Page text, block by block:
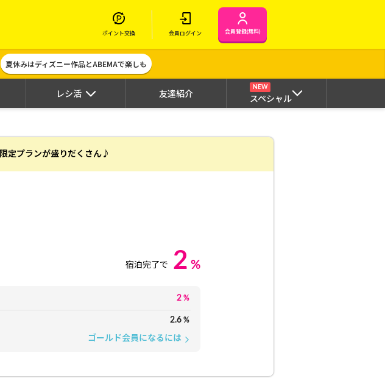
タス
ポイント交換 会員ログイン 会員登録(無料)
夏休みはディズニー作品とABEMAで楽しも
レシ活 友達紹介
NEW
スペシャル
定プランが盛りだくさん♪
宿泊完了で 2 %
2 %
2.6 %
ゴールド会員になるには arrow_forward_ios